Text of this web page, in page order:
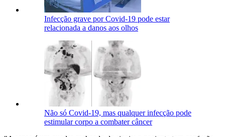
Infecção grave por Covid-19 pode estar
relacionada a danos aos olhos
Não só Covid-19, mas qualquer infecção pode
estimular corpo a combater câncer